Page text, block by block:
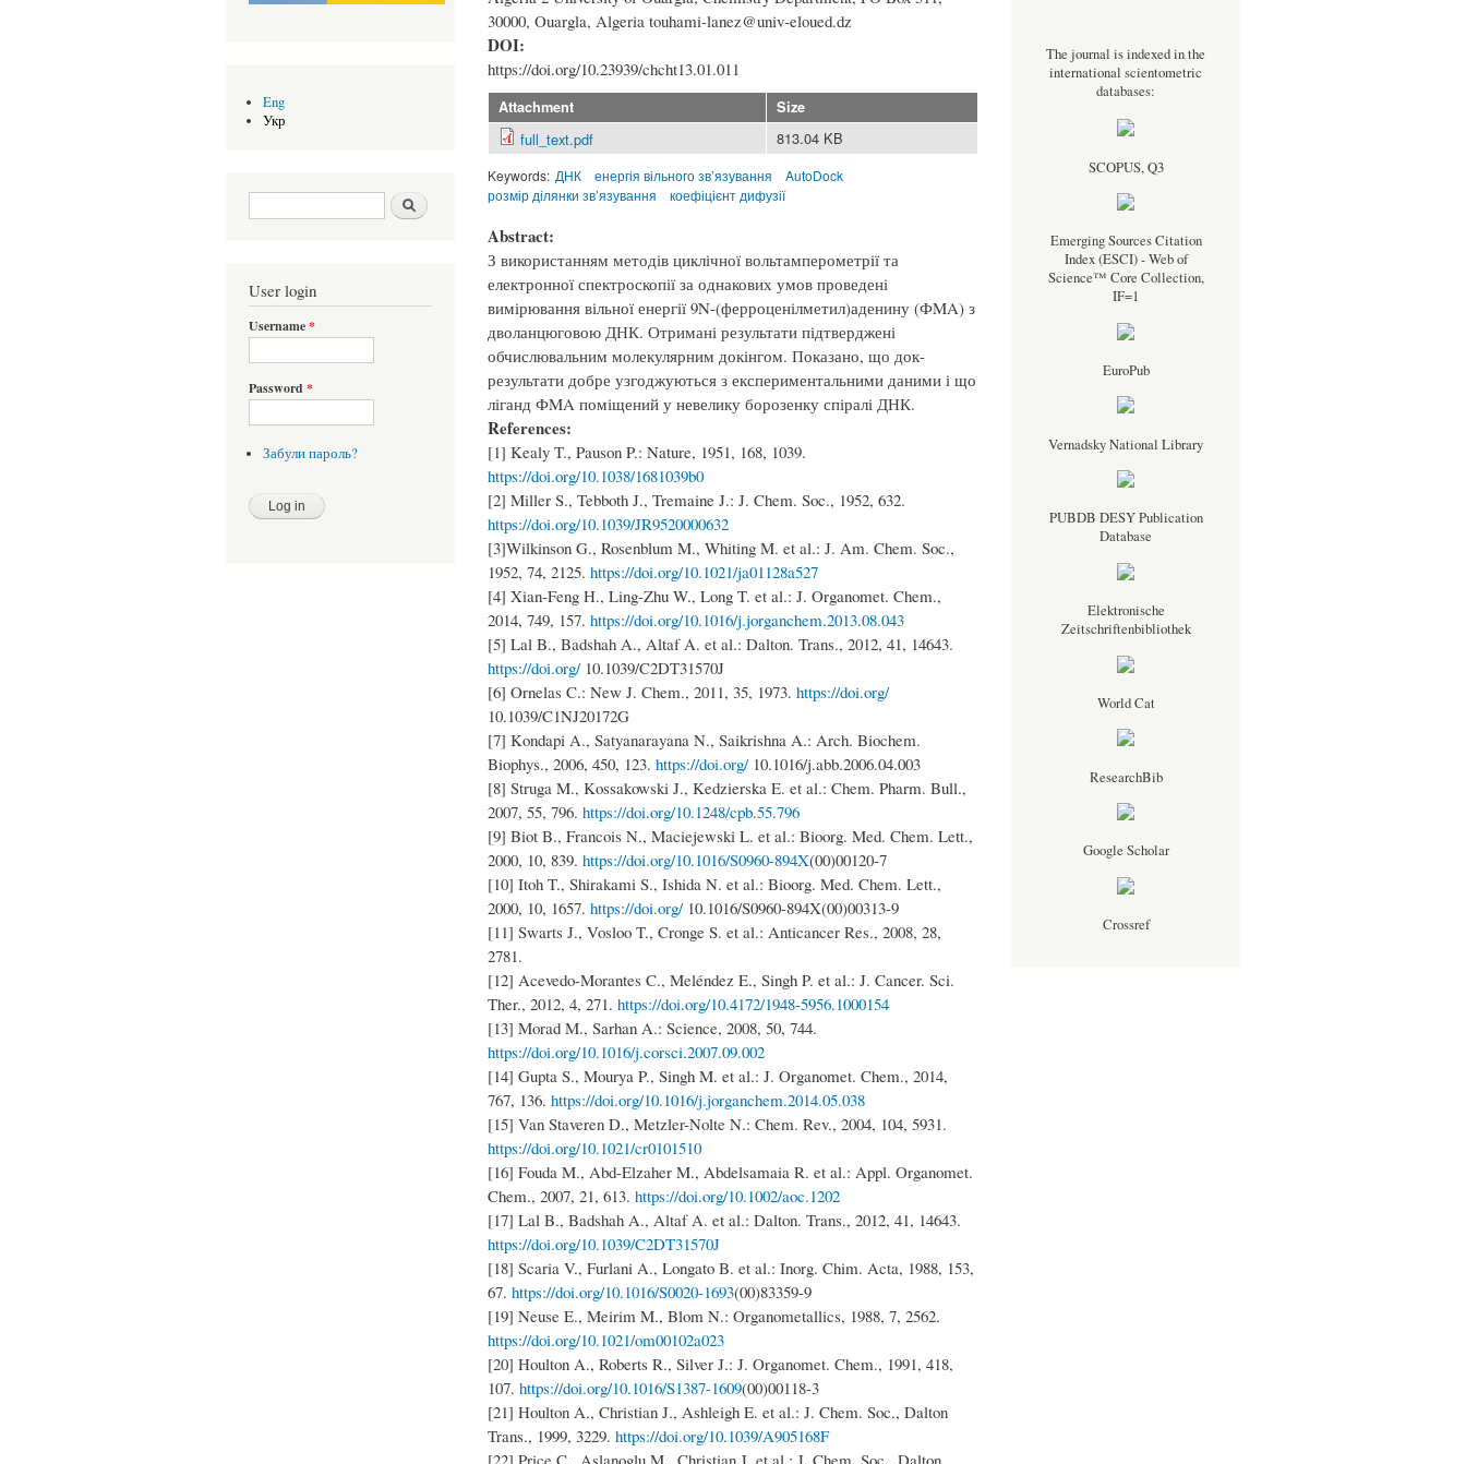
Eng
Укр
Search form Шукати
User login
Username*
Password *
Забули пароль?
30000, Ouargla, Algeria touhami-lanez@univ-eloued.dz
DOI:
https://doi.org/10.23939/chcht13.01.011
Attachment Size
full_text.pdf 813.04 KB
Keywords: ДНК енергія вільного зв’язування
AutoDock
розмір ділянки зв’язування
коефіцієнт дифузії
Abstract:
З використанням методів циклічної вольтамперометрії та
електронної спектроскопії за однакових умов проведені
вимірювання вільної енергії 9N-(ферроценілметил)аденину (ФMA) з
дволанцюговою ДНК. Отримані результати підтверджені
обчислювальним молекулярним докінгом. Показано, що док-
результати добре узгоджуються з експериментальними даними і що
ліганд ФMA поміщений у невелику борозенку спіралі ДНК.
References:
[1] Kealy T., Pauson P.: Nature, 1951, 168, 1039.
https://doi.org/10.1038/1681039b0
[2] Miller S., Tebboth J., Tremaine J.: J. Chem. Soc., 1952, 632.
https://doi.org/10.1039/JR9520000632
[3]Wilkinson G., Rosenblum M., Whiting M. et al.: J. Am. Chem. Soc.,
1952, 74, 2125. https://doi.org/10.1021/ja01128a527
[4] Xian-Feng H., Ling-Zhu W., Long T. et al.: J. Organomet. Chem.,
2014, 749, 157. https://doi.org/10.1016/j.jorganchem.2013.08.043
[5] Lal B., Badshah A., Altaf A. et al.: Dalton. Trans., 2012, 41, 14643.
https://doi.org/10.1039/C2DT31570J
[6] Ornelas C.: New J. Chem., 2011, 35, 1973. https://doi.org/
10.1039/C1NJ20172G
[7] Kondapi A., Satyanarayana N., Saikrishna A.: Arch. Biochem.
Biophys., 2006, 450, 123. https://doi.org/10.1016/j.abb.2006.04.003
[8] Struga M., Kossakowski J., Kedzierska E. et al.: Chem. Pharm. Bull.,
2007, 55, 796. https://doi.org/10.1248/cpb.55.796
[9] Biot B., Francois N., Maciejewski L. et al.: Bioorg. Med. Chem. Lett.,
2000, 10, 839. https://doi.org/10.1016/S0960-894X(00)00120-7
[10] Itoh T., Shirakami S., Ishida N. et al.: Bioorg. Med. Chem. Lett.,
2000, 10, 1657. https://doi.org/10.1016/S0960-894X(00)00313-9
[11] Swarts J., Vosloo T., Cronge S. et al.: Anticancer Res., 2008, 28,
2781.
[12] Acevedo-Morantes C., Meléndez E., Singh P. et al.: J. Cancer. Sci.
Ther., 2012, 4, 271. https://doi.org/10.4172/1948-5956.1000154
[13] Morad M., Sarhan A.: Science, 2008, 50, 744.
https://doi.org/10.1016/j.corsci.2007.09.002
[14] Gupta S., Mourya P., Singh M. et al.: J. Organomet. Chem., 2014,
767, 136. https://doi.org/10.1016/j.jorganchem.2014.05.038
[15] Van Staveren D., Metzler-Nolte N.: Chem. Rev., 2004, 104, 5931.
https://doi.org/10.1021/cr0101510
[16] Fouda M., Abd-Elzaher M., Abdelsamaia R. et al.: Appl. Organomet.
Chem., 2007, 21, 613. https://doi.org/10.1002/aoc.1202
[17] Lal B., Badshah A., Altaf A. et al.: Dalton. Trans., 2012, 41, 14643.
https://doi.org/10.1039/C2DT31570J
[18] Scaria V., Furlani A., Longato B. et al.: Inorg. Chim. Acta, 1988, 153,
67. https://doi.org/10.1016/S0020-1693(00)83359-9
[19] Neuse E., Meirim M., Blom N.: Organometallics, 1988, 7, 2562.
https://doi.org/10.1021/om00102a023
[20] Houlton A., Roberts R., Silver J.: J. Organomet. Chem., 1991, 418,
107. https://doi.org/10.1016/S1387-1609(00)00118-3
[21] Houlton A., Christian J., Ashleigh E. et al.: J. Chem. Soc., Dalton
Trans., 1999, 3229. https://doi.org/10.1039/A905168F
The journal is indexed in the
international scientometric
databases:
SCOPUS, Q3
Emerging Sources Citation
Index (ESCI) - Web of
Science™ Core Collection,
IF=1
EuroPub
Vernadsky National Library
PUBDB DESY Publication
Database
Elektronische
Zeitschriftenbibliothek
World Cat
ResearchBib
Google Scholar
Crossref